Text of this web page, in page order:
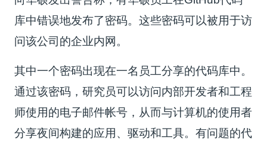
库中错误地发布了密码。这些密码可以被用于访
问该公司的企业内网。
其中一个密码出现在一名员工分享的代码库中。
通过该密码，研究员可以访问内部开发者和工程
师使用的电子邮件帐号，从而与计算机的使用者
分享夜间构建的应用、驱动和工具。有问题的代